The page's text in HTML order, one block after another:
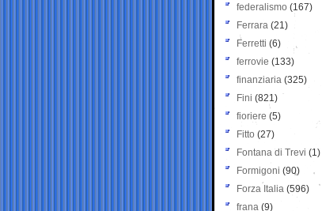
federalismo (167)
Ferrara (21)
Ferretti (6)
ferrovie (133)
finanziaria (325)
Fini (821)
fioriere (5)
Fitto (27)
Fontana di Trevi (1)
Formigoni (90)
Forza Italia (596)
frana (9)